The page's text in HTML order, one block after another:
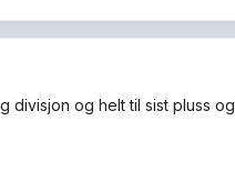
divisjon og helt til sist pluss og